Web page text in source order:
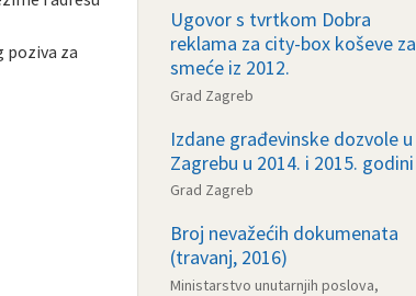
poziva za
Ugovor s tvrtkom Dobra
reklama za city-box koševe za
smeće iz 2012.
Grad Zagreb
Izdane građevinske dozvole u
Zagrebu u 2014. i 2015. godini
Grad Zagreb
Broj nevažećih dokumenata
(travanj, 2016)
Ministarstvo unutarnjih poslova,